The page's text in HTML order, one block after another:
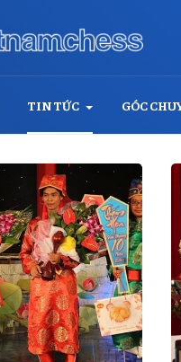
TIN TỨC GÓC